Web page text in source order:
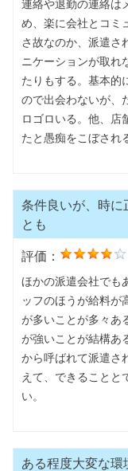
連絡や退勤の連絡は
め、楽に会社とコミ
さ故なのか、派遣さ
ニケーションが取れ
たりもする。基本的
ので出会わないが、
ロゴロいる。他、店
たと愚痴をこぼされ
条件良いが、時に
とも
評価：
ほかの派遣会社でも
ッフのほうが給料が
が多いことが多々あ
が強いことが結構あ
から呼ばれて派遣さ
えて、できることと
い。
ある程度大変な